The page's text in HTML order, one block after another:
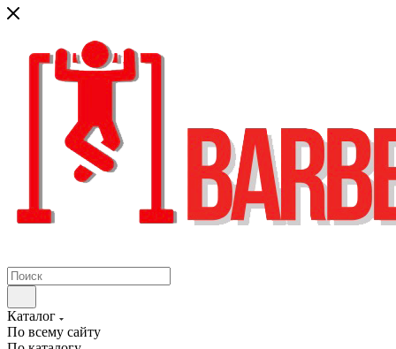
Каталог
По всему сайту